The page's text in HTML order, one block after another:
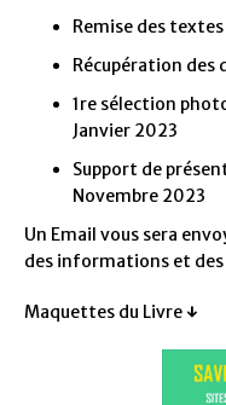
Remise des
Récupération des
1re sélection
Janvier 2023
Support de
Novembre 2023
Un Email vous sera
des informations et
Maquettes du Livre ↓